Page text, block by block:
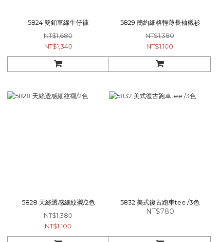
5824 雙釦車線牛仔褲
NT$1,680
NT$1,340
5829 簡約細格輕薄長袖襯衫
NT$1,380
NT$1,100
5828 天絲透感細紋襯/2色
NT$1,380
NT$1,100
5832 美式復古跑車tee /3色
NT$780